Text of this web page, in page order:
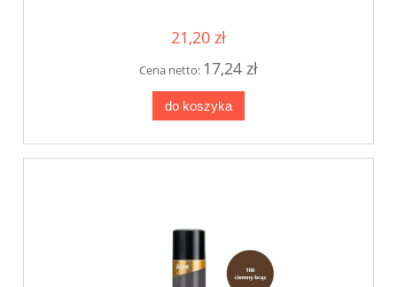
21,20 zł
Cena netto: 17,24 zł
do koszyka